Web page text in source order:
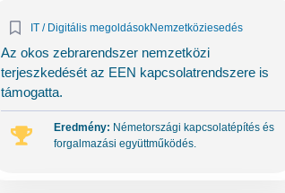
IT / Digitális megoldásokNemzetköziesedés
Az okos zebrarendszer nemzetközi
terjeszkedését az EEN kapcsolatrendszere is
támogatta.
Eredmény: Németországi kapcsolatépítés és
forgalmazási együttműködés.